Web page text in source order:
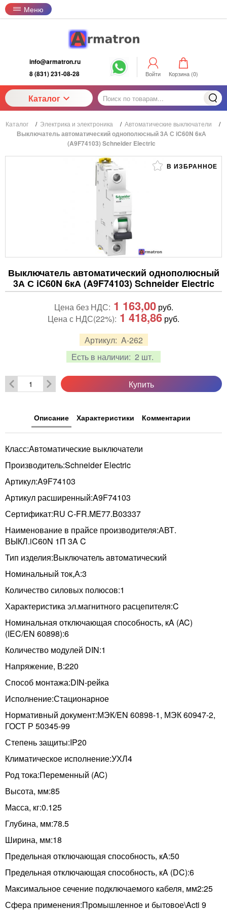
Меню
info@armatron.ru
8 (831) 231-08-28
Войти Корзина (0)
Каталог
Каталог / Электрика и электроника / Автоматические выключатели /
Выключатель автоматический однополюсный 3А С iC60N 6кА
(A9F74103) Schneider Electric
В ИЗБРАННОЕ
Выключатель автоматический однополюсный
3А С iC60N 6кА (A9F74103) Schneider Electric
Артикул: A-262
Есть в наличии: 2 шт.
Цена без НДС: 1 163,00руб.
Цена с НДС(22%): 1 418,86 руб.
Купить
Описание Характеристики Комментарии
Класс:Автоматические выключатели
Производитель:Schneider Electric
Артикул:A9F74103
Артикул расширенный:A9F74103
Сертификат:RU C-FR.ME77.B03337
Наименование в прайсе производителя:АВТ.
ВЫКЛ.iC60N 1П 3A C
Тип изделия:Выключатель автоматический
Номинальный ток,А:3
Количество силовых полюсов:1
Характеристика эл.магнитного расцепителя:C
Номинальная отключающая способность, кA (AC)
(IEC/EN 60898):6
Количество модулей DIN:1
Напряжение, В:220
Способ монтажа:DIN-рейка
Исполнение:Стационарное
Нормативный документ:МЭК/EN 60898-1, МЭК 60947-2,
ГОСТ Р 50345-99
Степень защиты:IP20
Климатическое исполнение:УХЛ4
Род тока:Переменный (AC)
Высота, мм:85
Масса, кг:0.125
Глубина, мм:78.5
Ширина, мм:18
Предельная отключающая способность, кA:50
Предельная отключающая способность, кA (DC):6
Максимальное сечение подключаемого кабеля, мм2:25
Сфера применения:Промышленное и бытовое\Acti 9